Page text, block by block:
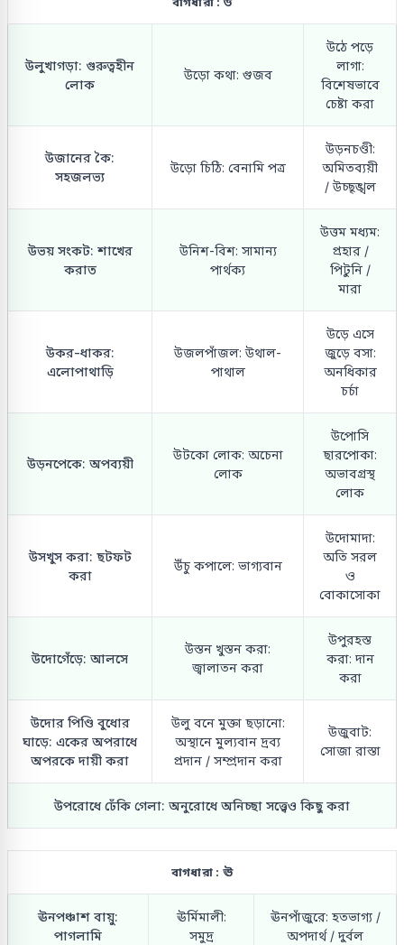
উলুখাগড়া: গুরুত্বহীন
লোক
উড়ো কথা: গুজব
উঠে পড়ে
লাগা:
বিশেষভাবে
চেষ্টা করা
উজানের কৈ:
সহজলভ্য
উড়ো চিঠি: বেনামি পত্র
উড়নচণ্ডী:
অমিতব্যয়ী
/ উচ্ছৃঙ্খল
উভয় সংকট: শাখের
করাত
উনিশ-বিশ: সামান্য
পার্থক্য
উত্তম মধ্যম:
প্রহার /
পিটুনি /
মারা
উকর-ধাকর:
এলোপাথাড়ি
উজলপাঁজল: উথাল-
পাথাল
উড়ে এসে
জুড়ে বসা:
অনধিকার
চর্চা
উড়নপেকে: অপব্যয়ী
উটকো লোক: অচেনা
লোক
উপোসি
ছারপোকা:
অভাবগ্রস্থ
লোক
উসখুস করা: ছটফট
করা
উঁচু কপালে: ভাগ্যবান
উদোমাদা:
অতি সরল
ও
বোকাসোকা
উদোগেঁড়ে: আলসে
উস্তন খুস্তন করা:
জ্বালাতন করা
উপুরহস্ত
করা: দান
করা
উদোর পিণ্ডি বুধোর
ঘাড়ে: একের অপরাধে
অপরকে দায়ী করা
উলু বনে মুক্তা ছড়ানো:
অস্থানে মুল্যবান দ্রব্য
প্রদান / সম্প্রদান করা
উজুবাট:
সোজা রাস্তা
উপরোধে ঢেঁকি গেলা: অনুরোধে অনিচ্ছা সত্ত্বেও কিছু করা
বাগধারা : ঊ
ঊনপঞ্চাশ বায়ু:
পাগলামি
ঊর্মিমালী:
সমুদ্র
ঊনপাঁজুরে: হতভাগ্য /
অপদার্থ / দুর্বল